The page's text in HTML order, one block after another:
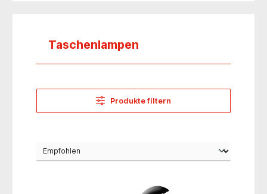
Taschenlampen
Produkte filtern